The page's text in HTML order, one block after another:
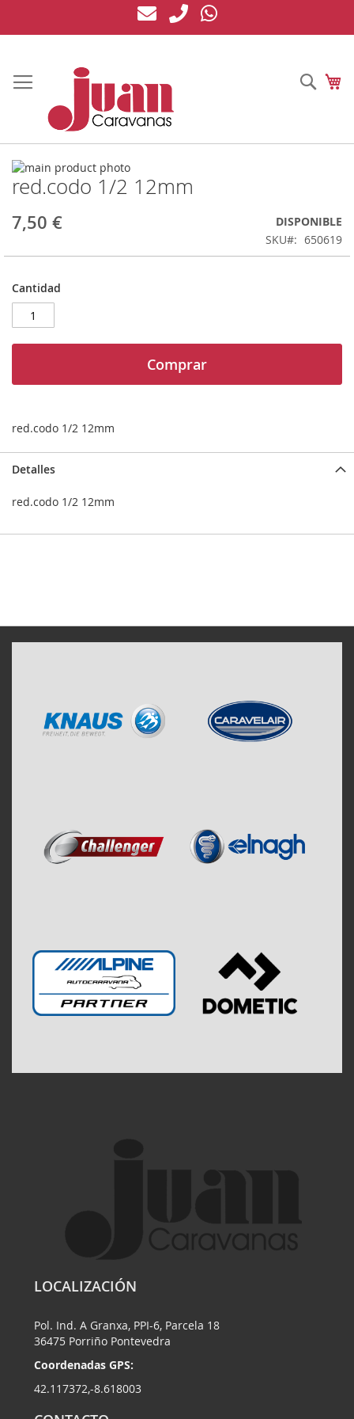
contenido
red.codo 1/2 12mm
7,50 €
DISPONIBLE
SKU
650619
Cantidad
Comprar
red.codo 1/2 12mm
Saltar
al
final
de
la
de
Saltar
al
comienzo
de
galería
imágenes
Detalles
red.codo 1/2 12mm
LOCALIZACIÓN
Pol. Ind. A Granxa, PPI-6, Parcela 18
36475 Porriño Pontevedra
Coordenadas GPS:
42.117372,-8.618003